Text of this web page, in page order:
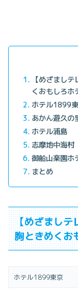
【めざまし
くおもしろホ
ホテル1899
あかん遊久
ホテル浦島
志摩地中海村
御船山楽園ホ
まとめ
【めざましテ
胸ときめくお
ホテル1899東京